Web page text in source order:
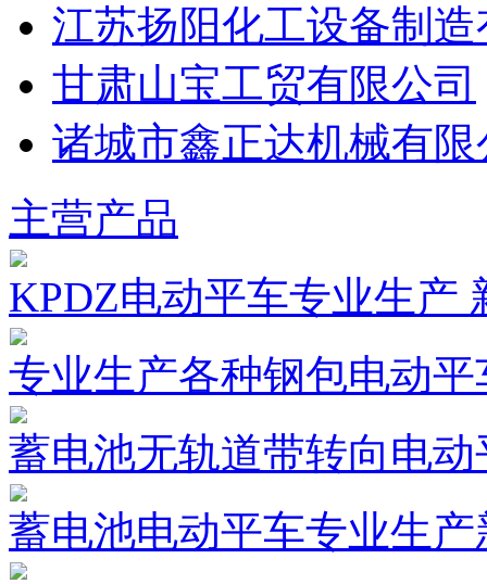
江苏扬阳化工设备制
甘肃山宝工贸有限公司
诸城市鑫正达机械有限
主营产品
KPDZ电动平车专业生产
专业生产各种钢包电动
蓄电池无轨道带转向电
蓄电池电动平车专业生